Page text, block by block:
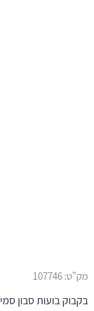
מק"ט:107746
בקבוק בועות סבון